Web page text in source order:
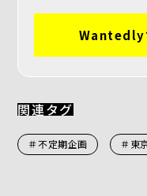
Wantedly
関連タグ
＃不定期企画 ＃東